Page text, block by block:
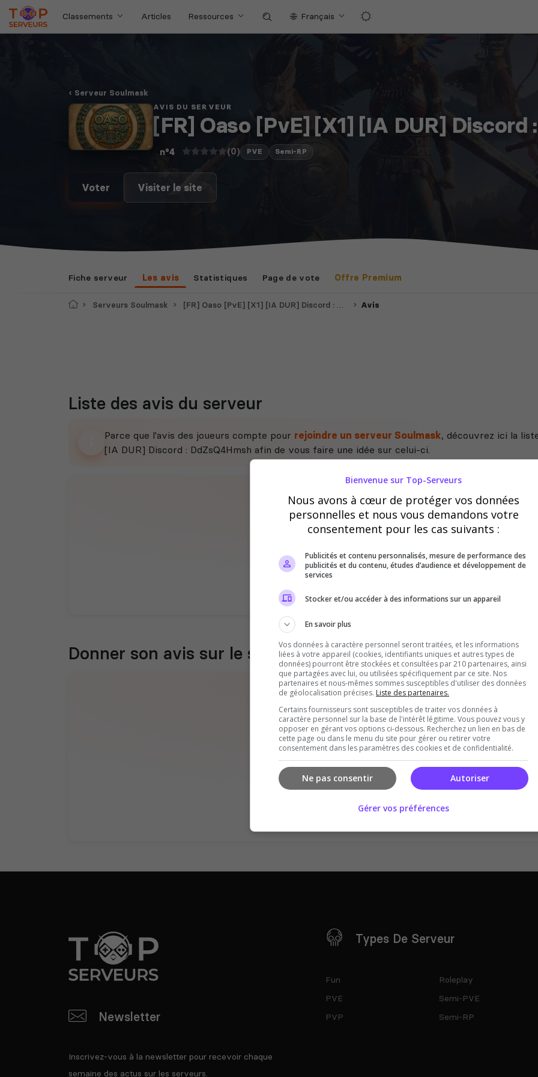
Classements Articles Ressources Français
Serveur Soulmask
AVIS DU SERVEUR
[FR] Oaso [PvE] [X1] [IA DUR] Discord
n°4 (0) PVE Semi-RP
Voter Visiter le site
Fiche serveur Les avis Statistiques Page de vote Offre Premium
AccueilServeurs Soulmask [FR] Oaso [PvE] [X1] [IA DUR] Discord : DdZsQ4Hmsh Avis
Liste des avis du serveur
Parce que l'avis des joueurs compte pour rejoindre un serveur Soulmask, découvrez ici la
[IA DUR] Discord : DdZsQ4Hmsh afin de vous faire une idée sur celui-ci.
Il n'y a pas encore d'avis sur ce serveur.
Staff du serveur
Donner son avis sur le serveur
Vous devez être connecté pour ajouter un avis
sur ce serveur !
Newsletter
Inscrivez-vous à la newsletter pour recevoir chaque
semaine des actus sur les serveurs.
Types De Serveur
Fun
PVE
PVP
Roleplay
Semi-PVE
Semi-RP
Bienvenue sur Top-Serveurs
Nous avons à cœur de protéger vos données
personnelles et nous vous demandons votre
consentement pour les cas suivants :
Publicités et contenu personnalisés, mesure de performance des
publicités et du contenu, études d’audience et développement de
services
Stocker et/ou accéder à des informations sur un appareil
En savoir plus
Vos données à caractère personnel seront traitées, et les informations
liées à votre appareil (cookies, identifiants uniques et autres types de
données) pourront être stockées et consultées par 210 partenaires, ainsi
que partagées avec lui, ou utilisées spécifiquement par ce site. Nos
partenaires et nous-mêmes sommes susceptibles d'utiliser des données
de géolocalisation précises. Liste des partenaires.
Certains fournisseurs sont susceptibles de traiter vos données à
caractère personnel sur la base de l'intérêt légitime. Vous pouvez vous y
opposer en gérant vos options ci-dessous. Recherchez un lien en bas de
cette page ou dans le menu du site pour gérer ou retirer votre
consentement dans les paramètres des cookies et de confidentialité.
Autoriser
Ne pas consentir
Gérer vos préférences